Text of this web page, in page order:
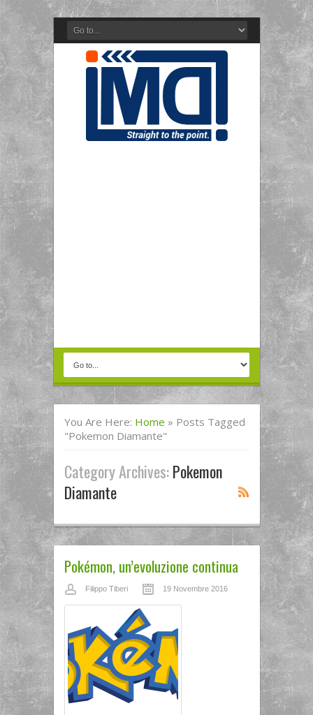
You Are Here: Home » Posts Tagged
"pokemon Diamante"
Category Archives:Pokemon
Diamante
Pokémon, un’evoluzione continua
Filippo Tiberi 19 Novembre 2016